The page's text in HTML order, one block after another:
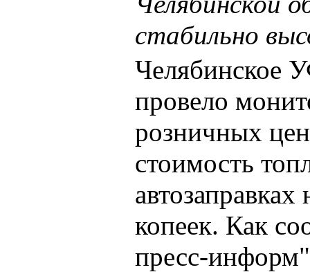
стабильно
Челябинское
провело
розничных
стоимость
копеек. Как
пресс-информ"